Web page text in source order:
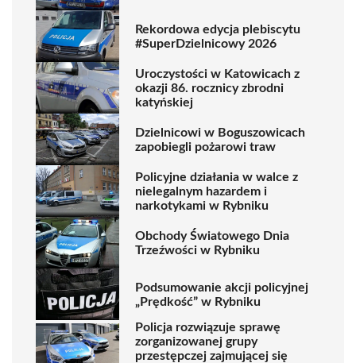
Rekordowa edycja plebiscytu
#SuperDzielnicowy 2026
Uroczystości w Katowicach z
okazji 86. rocznicy zbrodni
katyńskiej
Dzielnicowi w Boguszowicach
zapobiegli pożarowi traw
Policyjne działania w walce z
nielegalnym hazardem i
narkotykami w Rybniku
Obchody Światowego Dnia
Trzeźwości w Rybniku
Podsumowanie akcji policyjnej
„Prędkość” w Rybniku
Policja rozwiązuje sprawę
zorganizowanej grupy
przestępczej zajmującej się